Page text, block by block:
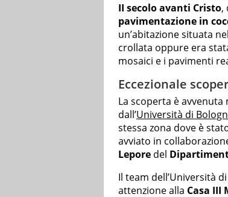
II secolo avanti Cristo,
pavimentazione in
un’abitazione situata
crollata oppure era
mosaici e i pavimenti
Eccezionale
La scoperta è
dall’Università di
stessa zona dove è
avviato in
Lepore del
Il team dell’Università
attenzione alla Casa III